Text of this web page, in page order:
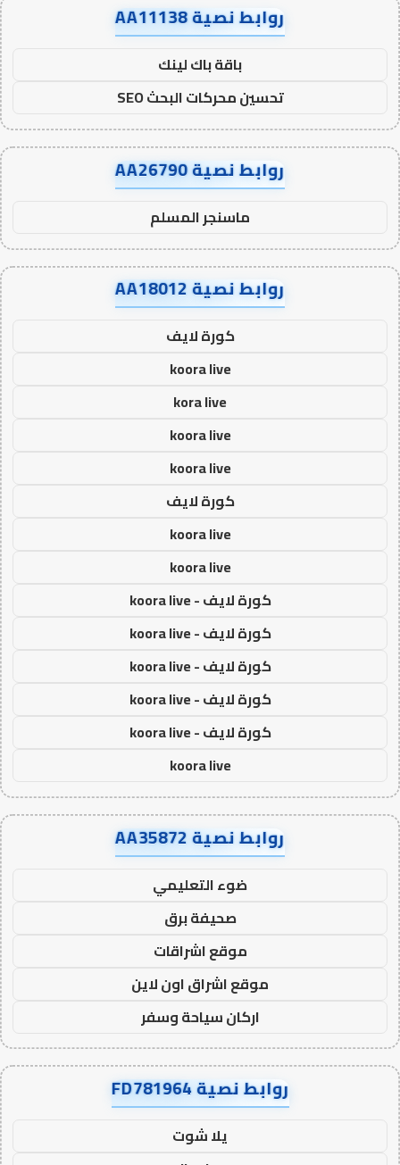
روابط نصية AA11138
باقة باك لينك
تحسين محركات البحث SEO
روابط نصية AA26790
ماسنجر المسلم
روابط نصية AA18012
كورة لايف
koora live
kora live
koora live
koora live
كورة لايف
koora live
koora live
كورة لايف - koora live
كورة لايف - koora live
كورة لايف - koora live
كورة لايف - koora live
كورة لايف - koora live
koora live
روابط نصية AA35872
ضوء التعليمي
صحيفة برق
موقع اشراقات
موقع اشراق اون لاين
اركان سياحة وسفر
روابط نصية FD781964
يلا شوت